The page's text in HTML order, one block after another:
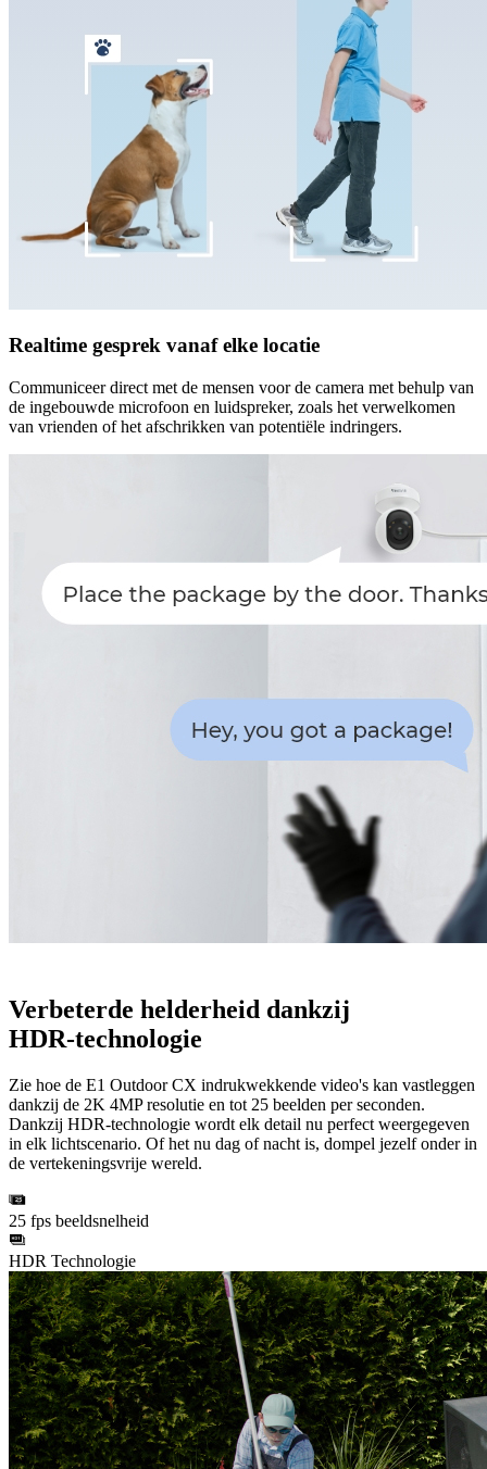
Realtime gesprek vanaf elke locatie
Communiceer direct met de mensen voor de camera met behulp van
de ingebouwde microfoon en luidspreker, zoals het verwelkomen
van vrienden of het afschrikken van potentiële indringers.
Verbeterde helderheid dankzij
HDR-technologie
Zie hoe de E1 Outdoor CX indrukwekkende video's kan vastleggen
dankzij de 2K 4MP resolutie en tot 25 beelden per seconden.
Dankzij HDR-technologie wordt elk detail nu perfect weergegeven
in elk lichtscenario. Of het nu dag of nacht is, dompel jezelf onder in
de vertekeningsvrije wereld.
25 fps beeldsnelheid
HDR Technologie